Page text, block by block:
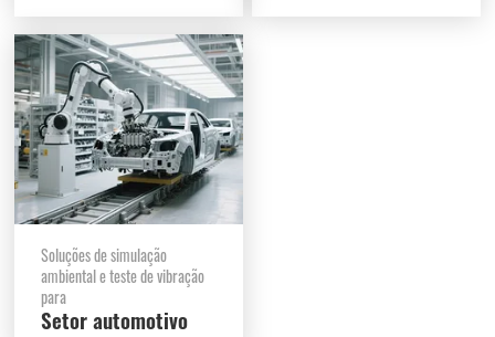
Soluções de simulação
ambiental e teste de vibração
para
Setor automotivo